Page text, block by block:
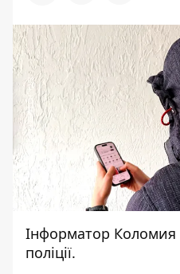
Інформатор Коломия
поліції.